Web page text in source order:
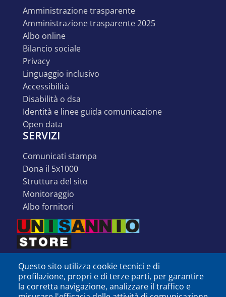
amministrazione trasparente
amministrazione trasparente 2025
albo online
bilancio sociale
privacy
linguaggio inclusivo
accessibilità
disabilità o dsa
identità e linee guida comunicazione
open data
SERVIZI
comunicati stampa
dona il 5x1000
struttura del sito
monitoraggio
albo fornitori
Questo sito utilizza cookie tecnici e di
profilazione, propri e di terze parti, per garantire
la corretta navigazione, analizzare il traffico e